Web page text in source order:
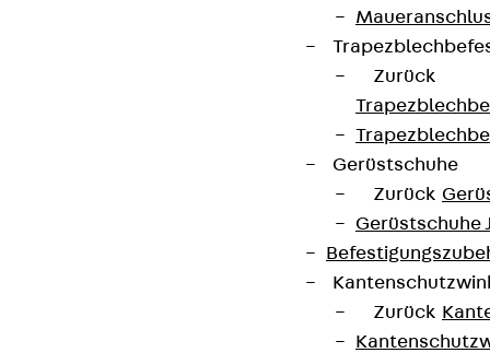
Zurück
Gerüstschuhe
Zurück
Gerüstschuhe
Zurück
Datenblatt herunterladen